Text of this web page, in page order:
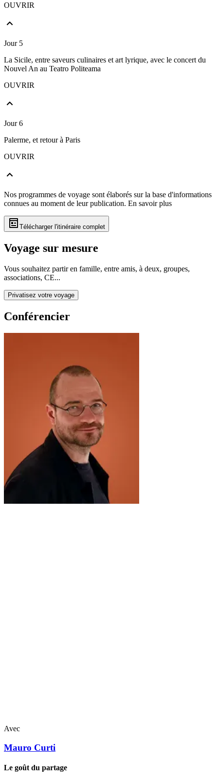
OUVRIR
Jour 5
La Sicile, entre saveurs culinaires et art lyrique, avec le concert du
Nouvel An au Teatro Politeama
OUVRIR
Jour 6
Palerme, et retour à Paris
OUVRIR
Nos programmes de voyage sont élaborés sur la base d'informations
connues au moment de leur publication. En savoir plus
Télécharger l'itinéraire complet
Voyage sur mesure
Vous souhaitez partir en famille, entre amis, à deux, groupes,
associations, CE...
Privatisez votre voyage
Conférencier
Avec
Mauro Curti
Le goût du partage